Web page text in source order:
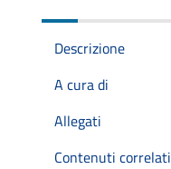
Descrizione
A cura di
Allegati
Contenuti correlati